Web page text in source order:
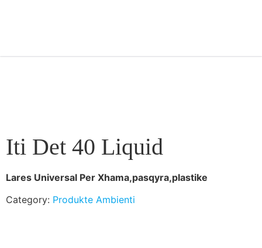
Iti Det 40 Liquid
Lares Universal Per Xhama,pasqyra,plastike
Category: Produkte Ambienti